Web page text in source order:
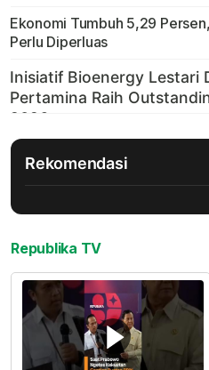
Ekonomi Tumbuh 5,29
Perlu Diperluas
Rekomendasi
Republika TV